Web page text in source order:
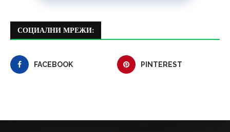
СОЦИАЛНИ МРЕЖИ:
FACEBOOK PINTEREST